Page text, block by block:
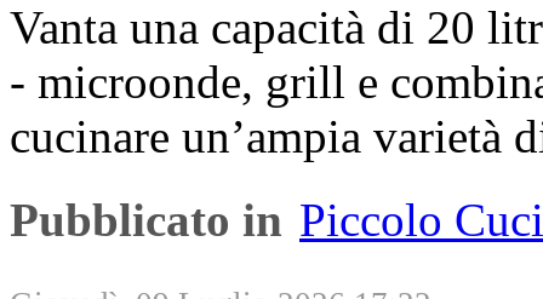
Vanta una capacità di 20
- microonde, grill e
cucinare un’ampia varietà
Pubblicato in Piccolo